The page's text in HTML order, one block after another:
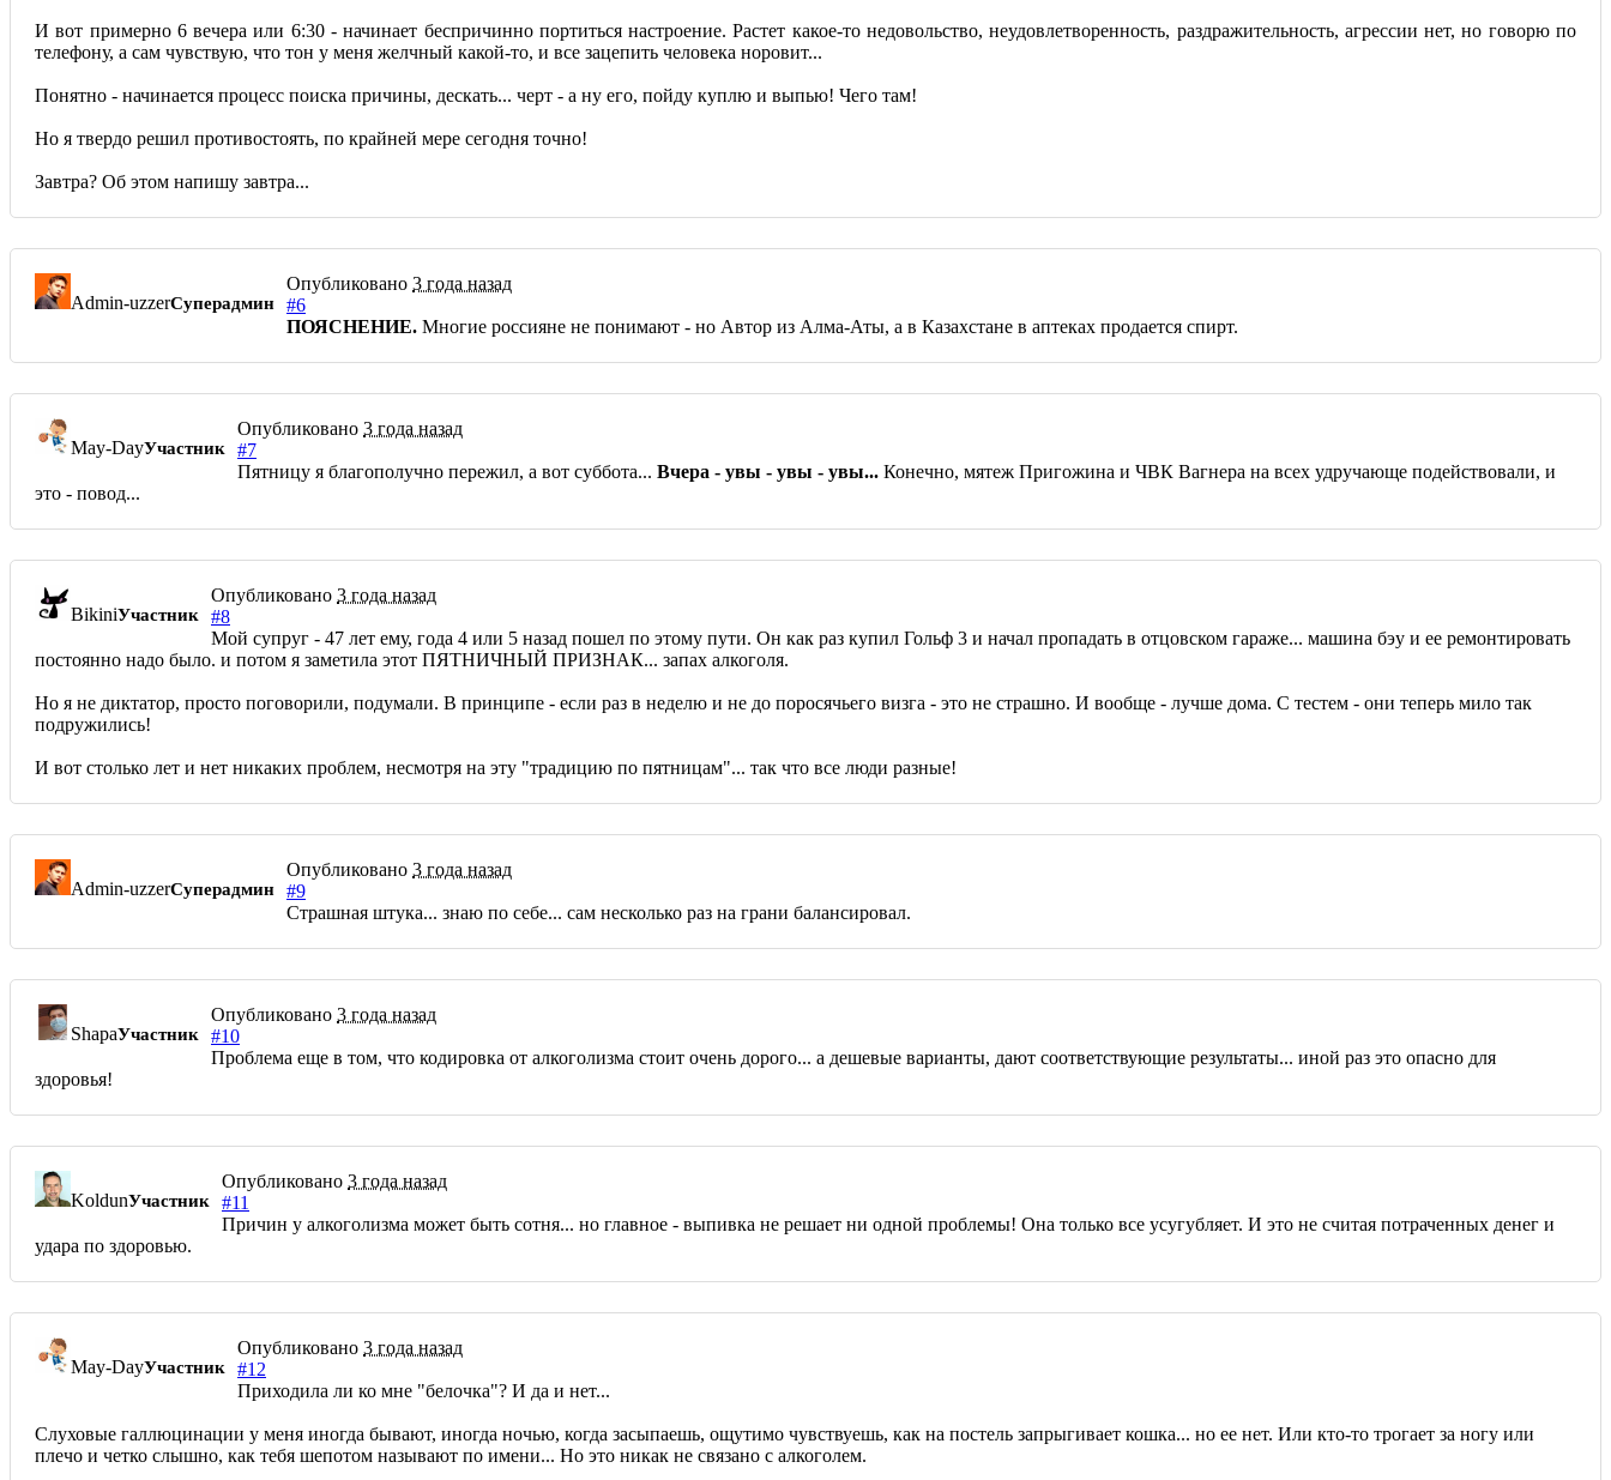
И вот примерно 6 вечера или 6:30 - начинает беспричинно портиться настроение. Растет какое-то недовольство, неудовлетворенность, раздражительность, агрессии нет, но говорю по
телефону, а сам чувствую, что тон у меня желчный какой-то, и все зацепить человека норовит...
Понятно - начинается процесс поиска причины, дескать... черт - а ну его, пойду куплю и выпью! Чего там!
Но я твердо решил противостоять, по крайней мере сегодня точно!
Завтра? Об этом напишу завтра...
Admin-uzzerСуперадмин
Опубликовано 3 года назад
#6
ПОЯСНЕНИЕ. Многие россияне не понимают - но Автор из Алма-Аты, а в Казахстане в аптеках продается спирт.
May-DayУчастник
Опубликовано 3 года назад
#7
Пятницу я благополучно пережил, а вот суббота... Вчера - увы - увы - увы... Конечно, мятеж Пригожина и ЧВК Вагнера на всех удручающе подействовали, и
это - повод...
BikiniУчастник
Опубликовано 3 года назад
#8
Мой супруг - 47 лет ему, года 4 или 5 назад пошел по этому пути. Он как раз купил Гольф 3 и начал пропадать в отцовском гараже... машина бэу и ее ремонтировать
постоянно надо было. и потом я заметила этот ПЯТНИЧНЫЙ ПРИЗНАК... запах алкоголя.
Но я не диктатор, просто поговорили, подумали. В принципе - если раз в неделю и не до поросячьего визга - это не страшно. И вообще - лучше дома. С тестем - они теперь мило так
подружились!
И вот столько лет и нет никаких проблем, несмотря на эту "традицию по пятницам"... так что все люди разные!
Admin-uzzerСуперадмин
Опубликовано 3 года назад
#9
Страшная штука... знаю по себе... сам несколько раз на грани балансировал.
ShapaУчастник
Опубликовано 3 года назад
#10
Проблема еще в том, что кодировка от алкоголизма стоит очень дорого... а дешевые варианты, дают соответствующие результаты... иной раз это опасно для
здоровья!
KoldunУчастник
Опубликовано 3 года назад
#11
Причин у алкоголизма может быть сотня... но главное - выпивка не решает ни одной проблемы! Она только все усугубляет. И это не считая потраченных денег и
удара по здоровью.
May-DayУчастник
Опубликовано 3 года назад
#12
Приходила ли ко мне "белочка"? И да и нет...
Слуховые галлюцинации у меня иногда бывают, иногда ночью, когда засыпаешь, ощутимо чувствуешь, как на постель запрыгивает кошка... но ее нет. Или кто-то трогает за ногу или
плечо и четко слышно, как тебя шепотом называют по имени... Но это никак не связано с алкоголем.